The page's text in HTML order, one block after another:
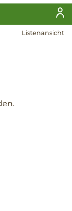
Listenansicht